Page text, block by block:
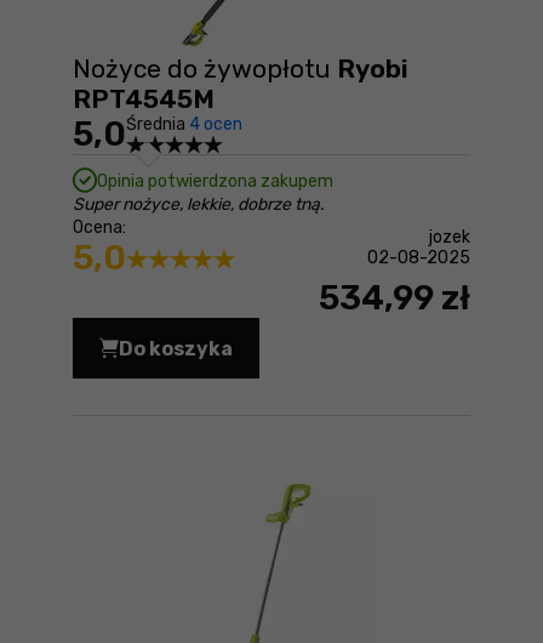
Nożyce do żywopłotu Ryobi
RPT4545M
5,0Średnia 4 ocen
Opinia potwierdzona zakupem
Super nożyce, lekkie, dobrze tną.
Ocena:
5,0
jozek
02-08-2025
534,99 zł
Do koszyka
Nożyce do żywopłotu Ryobi